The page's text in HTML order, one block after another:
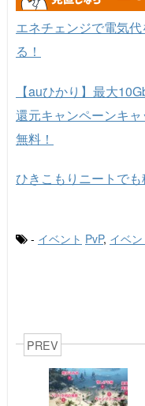
エネチェンジで電気
る！
【auひかり】最大
還元キャンペーンキ
無料！
ひきこもりニートで
- イベント PvP, イベン
PREV